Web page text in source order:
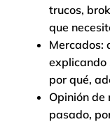
trucos,
que
Mercados:
explicando
por qué,
Opinión de
pasado,